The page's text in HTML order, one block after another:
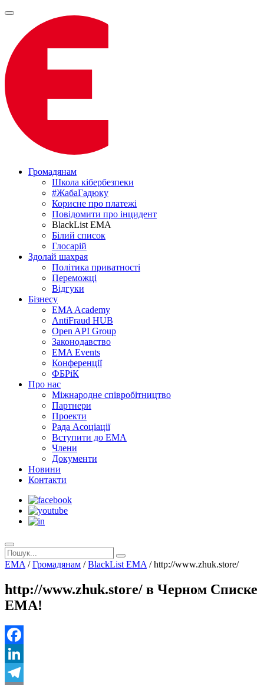
Громадянам
Школа кібербезпеки
#ЖабаГадюку
Корисне про платежі
Повідомити про інцидент
BlackList EMA
Білий список
Глосарій
Здолай шахрая
Політика приватності
Переможцi
Відгуки
Бізнесу
EMA Academy
AntiFraud HUB
Open API Group
Законодавство
EMA Events
Конференції
ФБРіК
Про нас
Міжнародне співробітництво
Партнери
Проекти
Рада Асоціації
Вступити до ЕМА
Члени
Документи
Новини
Контакти
EMA /Громадянам /BlackList EMA /http://www.zhuk.store/
http://www.zhuk.store/ в Черном Списке
ЕМА!
Facebook
LinkedIn